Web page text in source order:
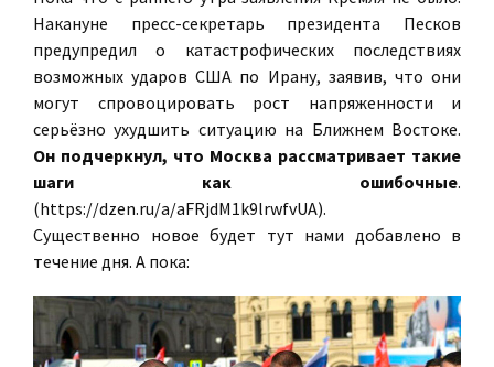
Накануне пресс-секретарь президента Песков
предупредил о катастрофических последствиях
возможных ударов США по Ирану, заявив, что они
могут спровоцировать рост напряженности и
серьёзно ухудшить ситуацию на Ближнем Востоке.
Он подчеркнул, что Москва рассматривает такие
шаги как ошибочные.
(https://dzen.ru/a/aFRjdM1k9lrwfvUA).
Существенно новое будет тут нами добавлено в
течение дня. А пока: